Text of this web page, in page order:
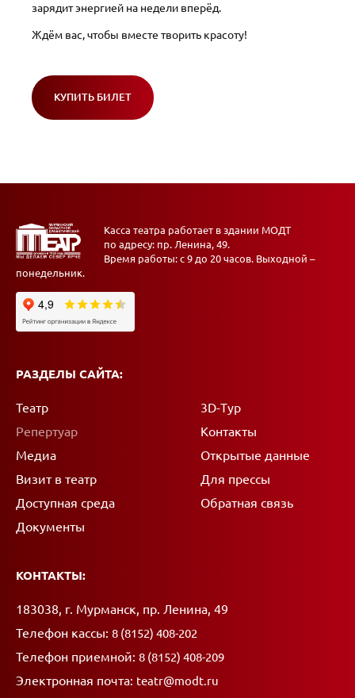
зарядит энергией на недели вперёд.
Ждём вас, чтобы вместе творить красоту!
КУПИТЬ БИЛЕТ
(ОТКРОЕТСЯ
Касса театра работает в здании МОДТ
по адресу: пр. Ленина, 49.
Время работы: с 9 до 20 часов. Выходной –
понедельник.
РАЗДЕЛЫ САЙТА:
Театр
Репертуар
Медиа
Визит в театр
Доступная среда
Документы
3D-Тур
Контакты
Открытые данные
Для прессы
Обратная связь
КОНТАКТЫ:
Адрес:
183038, г. Мурманск, пр. Ленина, 49
Телефон кассы: 8 (8152) 408-202
Телефон приемной: 8 (8152) 408-209
Электронная почта: teatr@modt.ru